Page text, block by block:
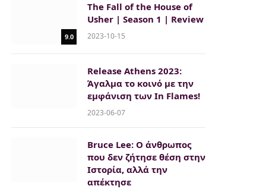
9.0
The Fall of the House of
Usher | Season 1 | Review
2023-10-15
Release Athens 2023:
Άγαλμα το κοινό με την
εμφάνιση των In Flames!
2023-06-07
Bruce Lee: Ο άνθρωπος
που δεν ζήτησε θέση στην
Ιστορία, αλλά την
απέκτησε